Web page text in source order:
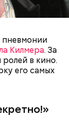
пневмонии
Килмера. За
в кино.
его самых